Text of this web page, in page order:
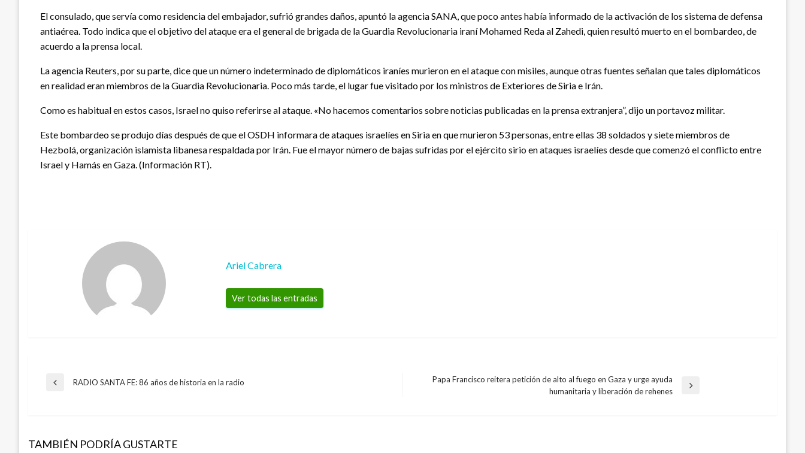
El consulado, que servía como residencia del embajador, sufrió grandes daños, apuntó la agencia SANA, que poco antes había informado de la activación de los sistema de defensa
antiaérea. Todo indica que el objetivo del ataque era el general de brigada de la Guardia Revolucionaria iraní Mohamed Reda al Zahedi, quien resultó muerto en el bombardeo, de
acuerdo a la prensa local.
La agencia Reuters, por su parte, dice que un número indeterminado de diplomáticos iraníes murieron en el ataque con misiles, aunque otras fuentes señalan que tales diplomáticos
en realidad eran miembros de la Guardia Revolucionaria. Poco más tarde, el lugar fue visitado por los ministros de Exteriores de Siria e Irán.
Como es habitual en estos casos, Israel no quiso referirse al ataque. «No hacemos comentarios sobre noticias publicadas en la prensa extranjera”, dijo un portavoz militar.
Este bombardeo se produjo días después de que el OSDH informara de ataques israelíes en Siria en que murieron 53 personas, entre ellas 38 soldados y siete miembros de
Hezbolá, organización islamista libanesa respaldada por Irán. Fue el mayor número de bajas sufridas por el ejército sirio en ataques israelíes desde que comenzó el conflicto entre
Israel y Hamás en Gaza. (Información RT).
Ariel Cabrera
Ver todas las entradas
Navegación
Entrada
RADIO SANTA FE: 86 años de historia en la radio
Papa Francisco reitera petición de alto al fuego en Gaza y urge ayuda
humanitaria y liberación de rehenes
TAMBIÉN PODRÍA GUSTARTE